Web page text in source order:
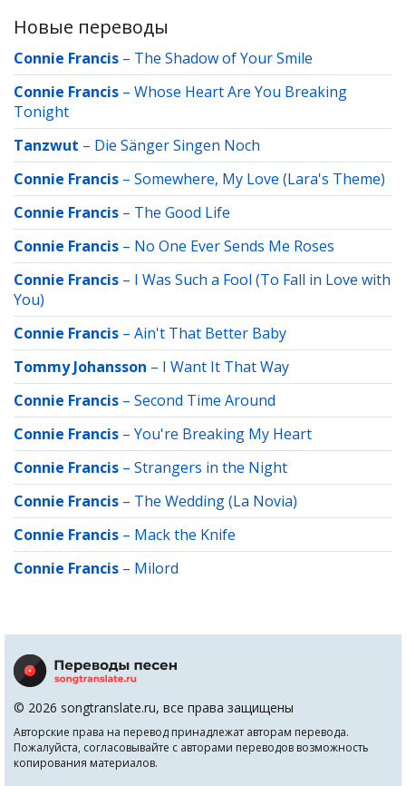
Новые переводы
Connie Francis – The Shadow of Your Smile
Connie Francis – Whose Heart Are You Breaking
Tonight
Tanzwut – Die Sänger Singen Noch
Connie Francis – Somewhere, My Love (Lara's Theme)
Connie Francis – The Good Life
Connie Francis – No One Ever Sends Me Roses
Connie Francis – I Was Such a Fool (To Fall in Love with
You)
Connie Francis – Ain't That Better Baby
Tommy Johansson – I Want It That Way
Connie Francis – Second Time Around
Connie Francis – You're Breaking My Heart
Connie Francis – Strangers in the Night
Connie Francis – The Wedding (La Novia)
Connie Francis – Mack the Knife
Connie Francis – Milord
© 2026 songtranslate.ru, все права защищены
Авторские права на перевод принадлежат авторам перевода.
Пожалуйста, согласовывайте с авторами переводов возможность
копирования материалов.